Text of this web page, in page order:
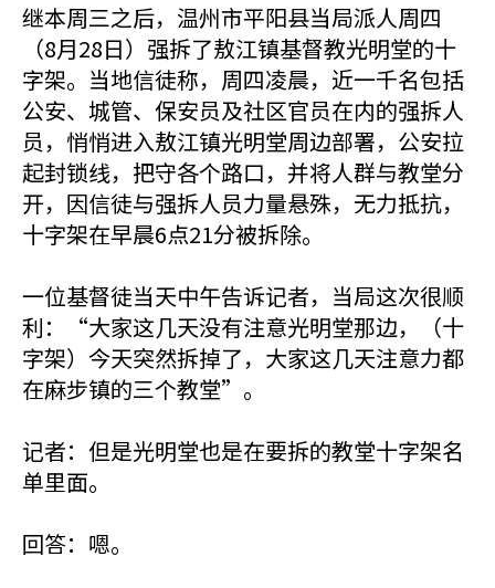
继本周三之后，温州市平阳县当局派人周四
（8月28日）强拆了敖江镇基督教光明堂的十
字架。当地信徒称，周四凌晨，近一千名包括
公安、城管、保安员及社区官员在内的强拆人
员，悄悄进入敖江镇光明堂周边部署，公安拉
起封锁线，把守各个路口，并将人群与教堂分
开，因信徒与强拆人员力量悬殊，无力抵抗，
十字架在早晨6点21分被拆除。
一位基督徒当天中午告诉记者，当局这次很顺
利：“大家这几天没有注意光明堂那边，（十
字架）今天突然拆掉了，大家这几天注意力都
在麻步镇的三个教堂”。
记者：但是光明堂也是在要拆的教堂十字架名
单里面。
回答：嗯。